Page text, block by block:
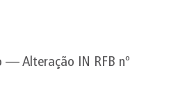
— Alteração IN RFB nº